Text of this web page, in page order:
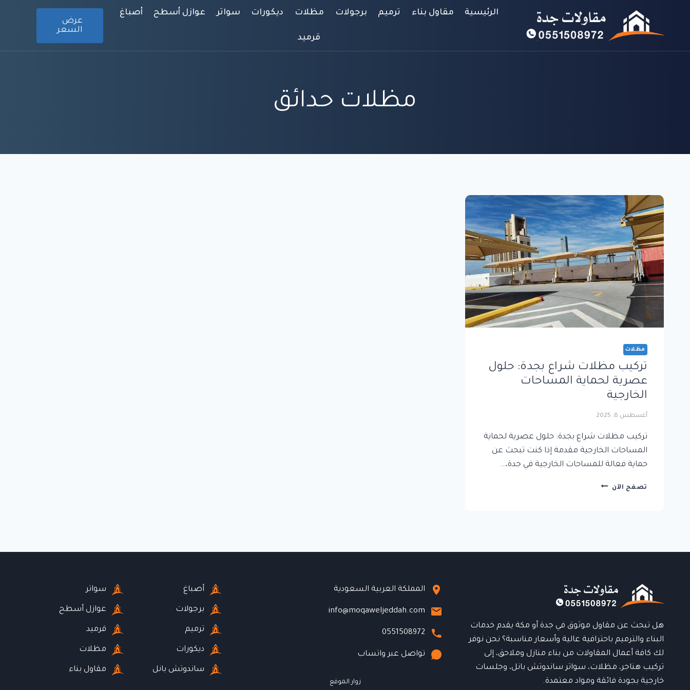
المحتوى
الرئيسية مقاول بناء ترميم برجولات مظلات ديكورات سواتر عوازل أسطح أصباغ
قرميد
عرض
السعر
مظلات حدائق
مظلات
تركيب مظلات شراع بجدة: حلول
عصرية لحماية المساحات
الخارجية
أغسطس 8, 2025
تركيب مظلات شراع بجدة: حلول عصرية لحماية
المساحات الخارجية مقدمة إذا كنت تبحث عن
حماية فعالة للمساحات الخارجية في جدة،…
تصفح الآن تركيب
هل تبحث عن مقاول موثوق في جدة أو مكة يقدم خدمات
البناء والترميم باحترافية عالية وأسعار مناسبة؟ نحن نوفر
لك كافة أعمال المقاولات من بناء منازل وملاحق، إلى
تركيب هناجر، مظلات، سواتر ساندوتش بانل، وجلسات
خارجية بجودة فائقة ومواد معتمدة.
المملكة العربية السعودية
info@moqaweljeddah.com
0551508972
تواصل عبر واتساب
زوار الموقع
أصباغ
برجولات
ترميم
ديكورات
ساندوتش بانل
سواتر
عوازل أسطح
قرميد
مظلات
مقاول بناء